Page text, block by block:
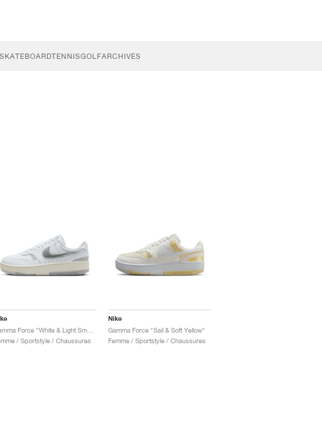
SKATEBOARDTENNISGOLFARCHIVES
Gamma Force "White & Light Smoke Grey"
/ Sportstyle / Chaussures
Nike
Gamma Force "Sail & Soft Yellow"
Femme / Sportstyle / Chaussures